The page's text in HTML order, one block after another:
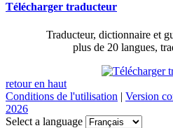
Télécharger traducteur
Traducteur, dictionnaire et
plus de 20 langues,
retour en haut
Conditions de l'utilisation | Version
2026
Select a language